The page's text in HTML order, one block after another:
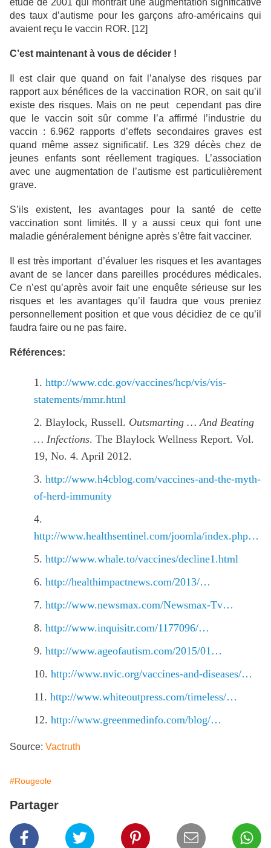
étude de 2001 qui montrait une augmentation significative
des taux d’autisme pour les garçons afro-américains qui
avaient reçu le vaccin ROR. [12]
C’est maintenant à vous de décider !
Il est clair que quand on fait l’analyse des risques par
rapport aux bénéfices de la vaccination ROR, on sait qu’il
existe des risques. Mais on ne peut cependant pas dire
que le vaccin soit sûr comme l’a affirmé l’industrie du
vaccin : 6.962 rapports d’effets secondaires graves est
quand même assez significatif. Les 329 décès chez de
jeunes enfants sont réellement tragiques. L’association
avec une augmentation de l’autisme est particulièrement
grave.
S’ils existent, les avantages pour la santé de cette
vaccination sont limités. Il y a aussi ceux qui font une
maladie généralement bénigne après s’être fait vacciner.
Il est très important d’évaluer les risques et les avantages
avant de se lancer dans pareilles procédures médicales.
Ce n’est qu’après avoir fait une enquête sérieuse sur les
risques et les avantages qu’il faudra que vous preniez
personnellement position et que vous décidiez de ce qu’il
faudra faire ou ne pas faire.
Références:
http://www.cdc.gov/vaccines/hcp/vis/vis-
statements/mmr.html
Blaylock, Russell. Outsmarting … And Beating
… Infections. The Blaylock Wellness Report. Vol.
19, No. 4. April 2012.
http://www.h4cblog.com/vaccines-and-the-myth-
of-herd-immunity
http://www.healthsentinel.com/joomla/index.php…
http://www.whale.to/vaccines/decline1.html
http://healthimpactnews.com/2013/…
http://www.newsmax.com/Newsmax-Tv…
http://www.inquisitr.com/1177096/…
http://www.ageofautism.com/2015/01…
http://www.nvic.org/vaccines-and-diseases/…
http://www.whiteoutpress.com/timeless/…
http://www.greenmedinfo.com/blog/…
Source: Vactruth
#Rougeole
Partager